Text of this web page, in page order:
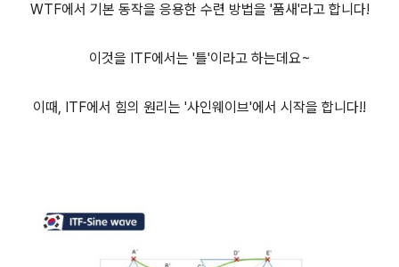
WTF에서 기본 동작을 응용한 수련 방법을 '품새'라고 합니다!
이것을 ITF에서는 '틀'이라고 하는데요~
이때, ITF에서 힘의 원리는 '사인웨이브'에서 시작을 합니다!!